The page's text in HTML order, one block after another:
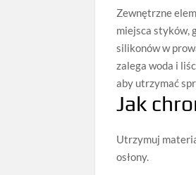
Zewnętrzne
miejsca styków,
silikonów w
zalega woda i
aby utrzymać
Jak
Utrzymuj
osłony.